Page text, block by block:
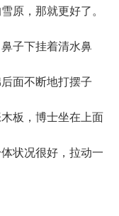
原，那就更好了。
子下挂着清水鼻
面不断地打摆子
板，博士坐在上面
状况很好，拉动一